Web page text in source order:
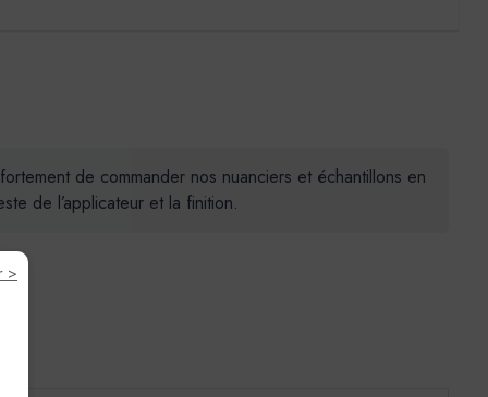
de commander nos nuanciers et échantillons en
de l’applicateur et la finition.
>